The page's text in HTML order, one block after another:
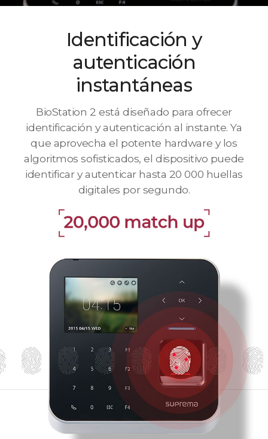
Identificación y
autenticación
instantáneas
BioStation 2 está diseñado para ofrecer
identificación y autenticación al instante. Ya
que aprovecha el potente hardware y los
algoritmos sofisticados, el dispositivo puede
identificar y autenticar hasta 20 000 huellas
digitales por segundo.